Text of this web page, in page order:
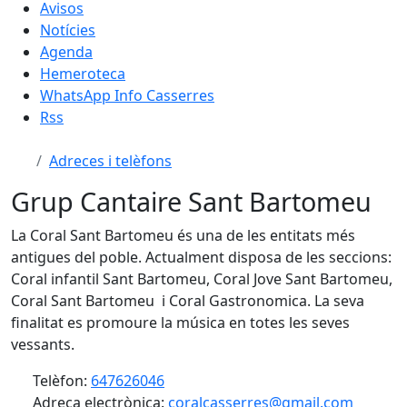
Avisos
Notícies
Agenda
Hemeroteca
WhatsApp Info Casserres
Rss
Adreces i telèfons
Grup Cantaire Sant Bartomeu
La Coral Sant Bartomeu és una de les entitats més
antigues del poble. Actualment disposa de les seccions:
Coral infantil Sant Bartomeu, Coral Jove Sant Bartomeu,
Coral Sant Bartomeu i Coral Gastronomica. La seva
finalitat es promoure la música en totes les seves
vessants.
Telèfon: 647626046
Adreça electrònica: coralcasserres@gmail.com